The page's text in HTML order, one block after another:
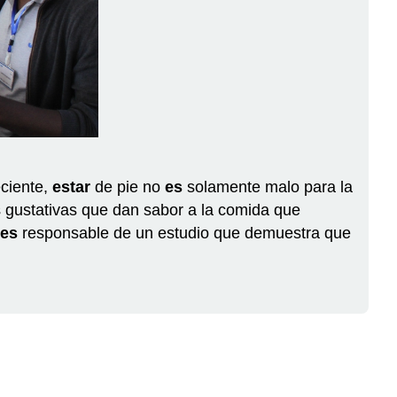
"estar"
y
sus
estar de pie no es solamente malo para la
que dan sabor a la comida que
es responsable de un estudio que demuestra que